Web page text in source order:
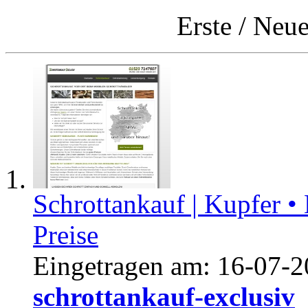
Erste /
Schrottankauf | Kupfer
Preise
Eingetragen am: 16-07-
schrottankauf-exclusiv